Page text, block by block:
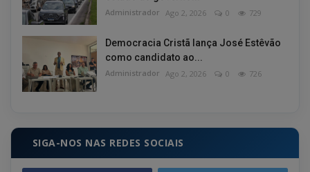
Administrador Ago 2, 2026 0 729
Democracia Cristã lança José Estêvão
como candidato ao...
Administrador Ago 2, 2026 0 726
SIGA-NOS NAS REDES SOCIAIS